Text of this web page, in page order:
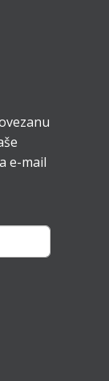
e-mail